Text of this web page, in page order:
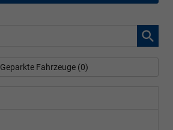
Geparkte Fahrzeuge (0)